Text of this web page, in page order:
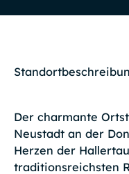
Der charmante
Neustadt an der
Herzen der
traditionsreichsten